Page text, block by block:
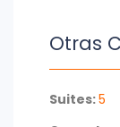
Otras
Suites:5